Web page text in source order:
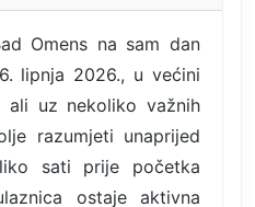
Omens na sam dan
lipnja 2026., u većini
ali uz nekoliko važnih
razumjeti unaprijed
sati prije početka
ostaje aktivna